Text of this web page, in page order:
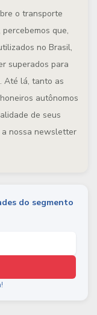
o transporte
que,
no Brasil,
superados para
Até lá, tanto as
autônomos
de seus
a nossa newsletter
do segmento